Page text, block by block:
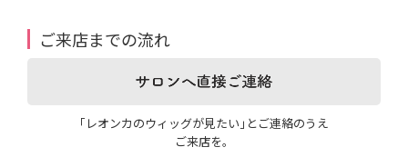
ご来店までの流れ
｢レオンカのウィッグが見たい｣とご連絡のうえ
ご来店を。